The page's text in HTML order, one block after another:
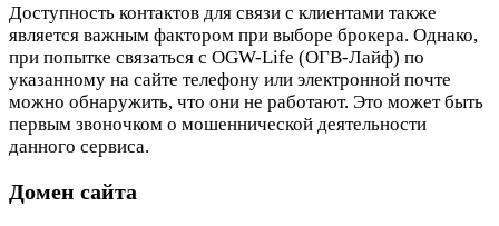
Доступность контактов для связи с клиентами также
является важным фактором при выборе брокера. Однако,
при попытке связаться с OGW-Life (ОГВ-Лайф) по
указанному на сайте телефону или электронной почте
можно обнаружить, что они не работают. Это может быть
первым звоночком о мошеннической деятельности
данного сервиса.
Домен сайта